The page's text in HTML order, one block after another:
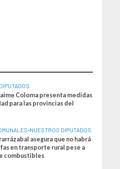
Coloma presenta medidas
para las provincias del
•NUESTROS DIPUTADOS
asegura que no habrá
en transporte rural pese a
combustibles